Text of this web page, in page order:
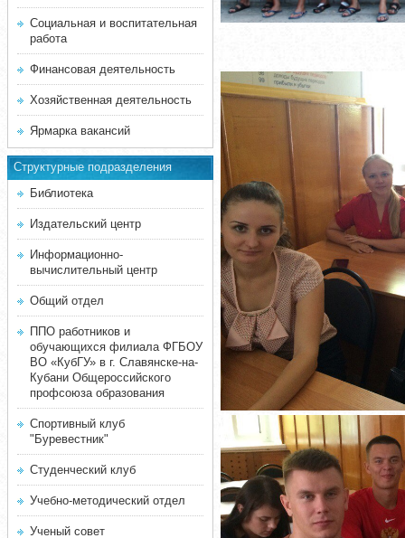
Социальная и воспитательная
работа
Финансовая деятельность
Хозяйственная деятельность
Ярмарка вакансий
Структурные подразделения
Библиотека
Издательский центр
Информационно-
вычислительный центр
Общий отдел
ППО работников и
обучающихся филиала ФГБОУ
ВО «КубГУ» в г. Славянске-на-
Кубани Общероссийского
профсоюза образования
Спортивный клуб
"Буревестник"
Студенческий клуб
Учебно-методический отдел
Ученый совет